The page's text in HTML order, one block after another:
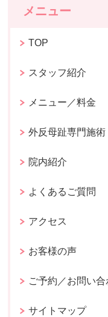
メニュー
TOP
スタッフ紹介
メニュー／料金
外反母趾専門施術
院内紹介
よくあるご質問
アクセス
お客様の声
ご予約／お問い合
サイトマップ